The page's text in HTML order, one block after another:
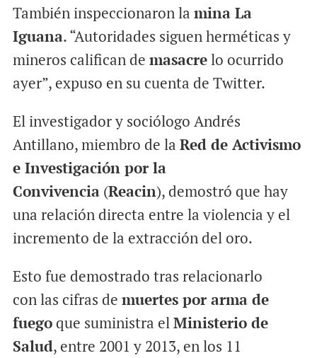
También inspeccionaron la mina La
Iguana. “Autoridades siguen herméticas y
mineros califican de masacrelo ocurrido
ayer”, expuso en su cuenta de Twitter.
El investigador y sociólogo Andrés
Antillano, miembro de la Red de Activismo
e Investigación por la
Convivencia(Reacin), demostró que hay
una relación directa entre la violencia y el
incremento de la extracción del oro.
Esto fue demostrado tras relacionarlo
con las cifras de muertes por arma de
fuegoque suministra elMinisterio de
Salud, entre 2001 y 2013, en los 11